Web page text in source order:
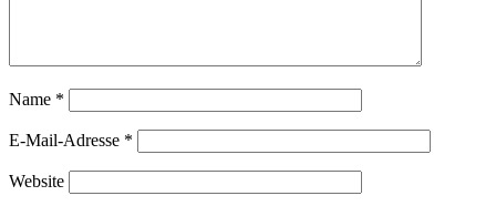
Name *
E-Mail-Adresse *
Website